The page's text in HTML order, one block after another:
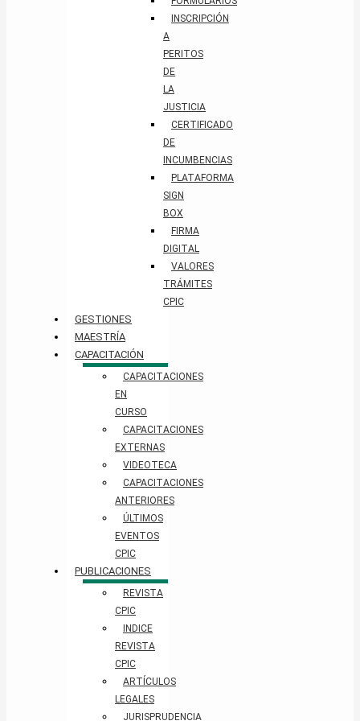
INSCRIPCIÓN
A
PERITOS
DE
LA
JUSTICIA
CERTIFICADO
DE
INCUMBENCIAS
PLATAFORMA
SIGN
BOX
FIRMA
DIGITAL
VALORES
TRÁMITES
CPIC
GESTIONES
MAESTRÍA
CAPACITACIÓN
CAPACITACIONES
EN
CURSO
CAPACITACIONES
EXTERNAS
VIDEOTECA
CAPACITACIONES
ANTERIORES
ÚLTIMOS
EVENTOS
CPIC
PUBLICACIONES
REVISTA
CPIC
INDICE
REVISTA
CPIC
ARTÍCULOS
LEGALES
JURISPRUDENCIA